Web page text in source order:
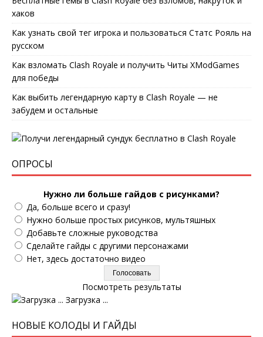
хаков
Как узнать свой тег игрока и пользоваться Статс Рояль на
русском
Как взломать Clash Royale и получить Читы XModGames
для победы
Как выбить легендарную карту в Clash Royale — не
забудем и остальные
ОПРОСЫ
Нужно ли больше гайдов с рисунками?
Да, больше всего и сразу!
Нужно больше простых рисунков, мультяшных
Добавьте сложные руководства
Сделайте гайды с другими персонажами
Нет, здесь достаточно видео
Посмотреть результаты
Загрузка ...
НОВЫЕ КОЛОДЫ И ГАЙДЫ